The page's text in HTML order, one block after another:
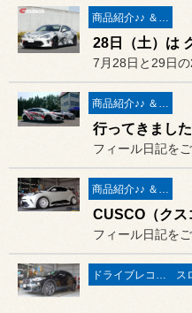
商品紹介♪♪ ＆ ”フィール”からのお知らせ。
商品紹介♪♪ ＆ ”フィール”からのお知らせ。
商品紹介♪♪ ＆ ”フィール”からのお知らせ。
ドライブレコーダー＆レーダー取付